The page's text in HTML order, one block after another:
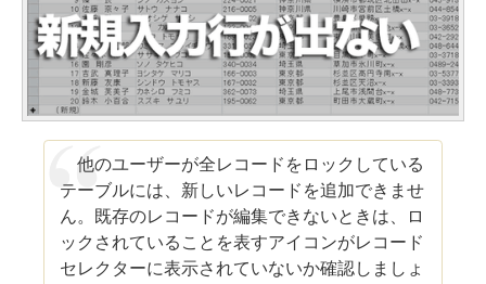
他のユーザーが全レコードをロックしている
テーブルには、新しいレコードを追加できませ
ん。既存のレコードが編集できないときは、ロ
ックされていることを表すアイコンがレコード
セレクターに表示されていないか確認しましょ